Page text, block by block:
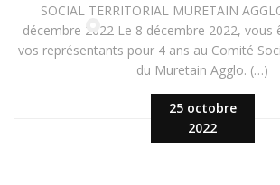
25 octobre
2022
SOCIAL TERRITORIAL MURETAIN
décembre 2022 Le 8 décembre 2022, vous
vos représentants pour 4 ans au Comité
du Muretain Agglo. (…)